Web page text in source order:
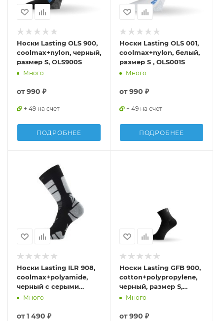
Носки Lasting OLS 900,
coolmax+nylon, черный,
размер S, OLS900S
Много
от990 ₽
+ 49 на счет
ПОДРОБНЕЕ
Носки Lasting OLS 001,
coolmax+nylon, белый,
размер S , OLS001S
Много
от990 ₽
+ 49 на счет
ПОДРОБНЕЕ
Носки Lasting ILR 908,
coolmax+polyamide,
черный с серыми
вставками, размер S,
Много
от1 490 ₽
Носки Lasting GFB 900,
cotton+polypropylene,
черный, размер S,
GFB900-S
Много
от990 ₽